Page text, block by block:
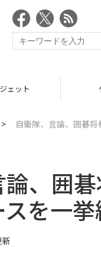
ェット
> 自衛隊、言論、囲碁
論、囲
を一